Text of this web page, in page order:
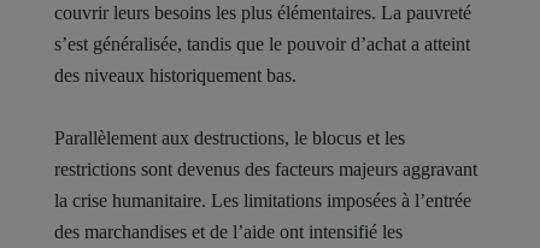
couvrir leurs besoins les plus élémentaires. La pauvreté
s’est généralisée, tandis que le pouvoir d’achat a atteint
des niveaux historiquement bas.
Parallèlement aux destructions, le blocus et les
restrictions sont devenus des facteurs majeurs aggravant
la crise humanitaire. Les limitations imposées à l’entrée
des marchandises et de l’aide ont intensifié les